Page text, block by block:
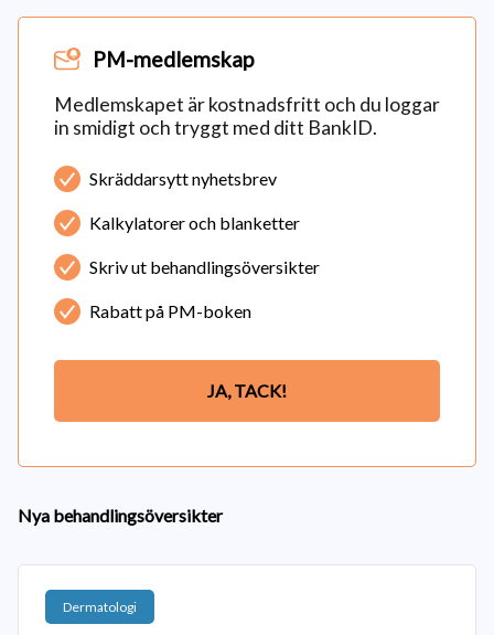
PM-medlemskap
Medlemskapet är kostnadsfritt och du loggar
in smidigt och tryggt med ditt BankID.
Skräddarsytt nyhetsbrev
Kalkylatorer och blanketter
Skriv ut behandlingsöversikter
Rabatt på PM-boken
JA, TACK!
Nya behandlingsöversikter
Dermatologi